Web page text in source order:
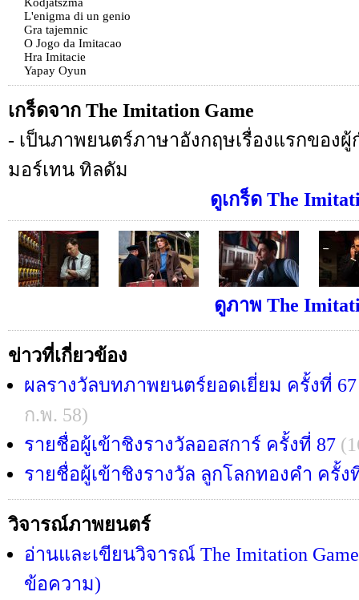
L'enigma di un genio
Gra tajemnic
O Jogo da Imitacao
Hra Imitacie
Yapay Oyun
เกร็ดจาก The Imitation Game
- เป็นภาพยนตร์ภาษาอังกฤษเรื่องแรกของผู้
มอร์เทน ทิลดัม
ดูเกร็ด The
ดูภาพ The
ข่าวที่เกี่ยวข้อง
ผลรางวัลบทภาพยนตร์ยอดเยี่ยม ครั้งที่ 67
ก.พ. 58)
รายชื่อผู้เข้าชิงรางวัลออสการ์ ครั้งที่ 87
รายชื่อผู้เข้าชิงรางวัล ลูกโลกทองคำ ครั้ง
วิจารณ์ภาพยนตร์
อ่านและเขียนวิจารณ์ The Imitation
ข้อความ)